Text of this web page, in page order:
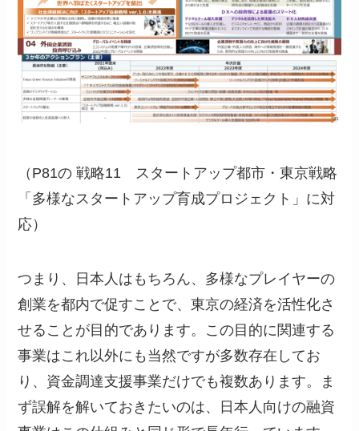
（P81の 戦略11 スタートアップ都市・東京戦略
「多様なスタートアップ育成プロジェクト」に対
応）
つまり、日本人はもちろん、多様なプレイヤーの
創業を都内で促すことで、東京の経済を活性化さ
せることが目的であります。この目的に関連する
事業はこれ以外にも当然ですが多数存在してお
り、資金調達支援事業だけでも複数あります。ま
ず誤解を解いておきたいのは、日本人向けの融資